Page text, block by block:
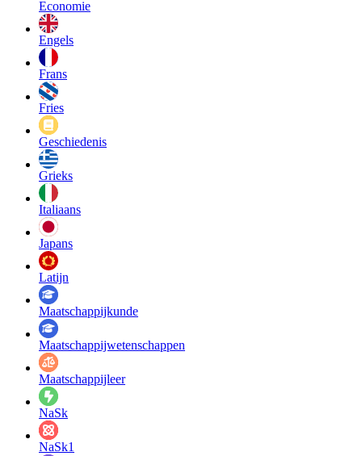
Economie
Engels
Frans
Fries
Geschiedenis
Grieks
Italiaans
Japans
Latijn
Maatschappij­kunde
Maatschappij­wetenschappen
Maatschappijleer
NaSk
NaSk1